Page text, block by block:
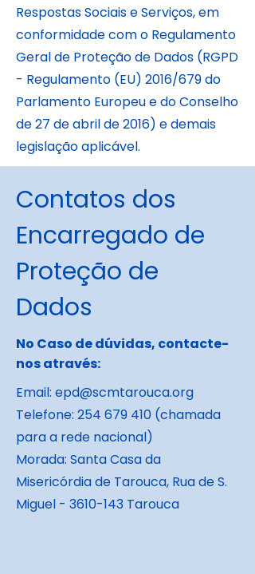
Respostas Sociais e Serviços, em
conformidade com o Regulamento
Geral de Proteção de Dados (RGPD
- Regulamento (EU) 2016/679 do
Parlamento Europeu e do Conselho
de 27 de abril de 2016) e demais
legislação aplicável.
Contatos dos
Encarregado de
Proteção de
Dados
No Caso de dúvidas, contacte-
nos através:
Email: epd@scmtarouca.org
Telefone: 254 679 410 (chamada
para a rede nacional)
Morada: Santa Casa da
Misericórdia de Tarouca, Rua de S.
Miguel - 3610-143 Tarouca